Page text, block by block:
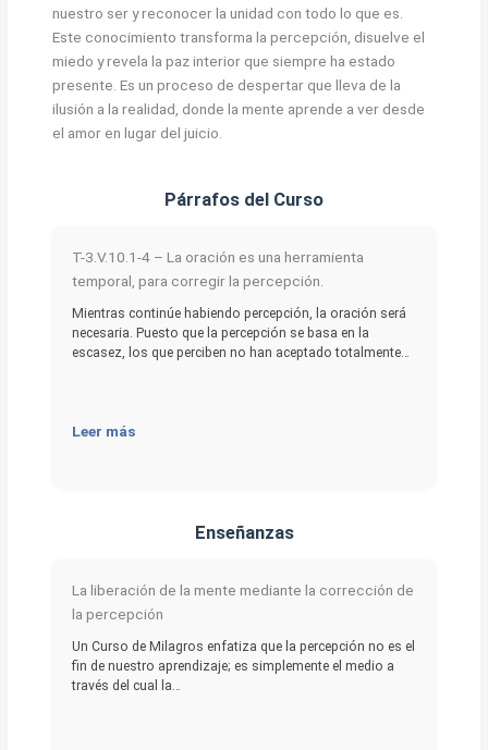
nuestro ser y reconocer la unidad con todo lo que es.
Este conocimiento transforma la percepción, disuelve el
miedo y revela la paz interior que siempre ha estado
presente. Es un proceso de despertar que lleva de la
ilusión a la realidad, donde la mente aprende a ver desde
el amor en lugar del juicio.
Párrafos del Curso
T-3.V.10.1-4 – La oración es una herramienta
temporal, para corregir la percepción.
Mientras continúe habiendo percepción, la oración será
necesaria. Puesto que la percepción se basa en la
escasez, los que perciben no han aceptado totalmente…
Leer más
Enseñanzas
La liberación de la mente mediante la corrección de
la percepción
Un Curso de Milagros enfatiza que la percepción no es el
fin de nuestro aprendizaje; es simplemente el medio a
través del cual la…